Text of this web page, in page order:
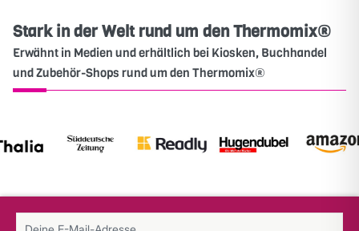
Stark in der Welt rund um den Thermomix®
Erwähnt in Medien und erhältlich bei Kiosken, Buchhandel
und Zubehör-Shops rund um den Thermomix®